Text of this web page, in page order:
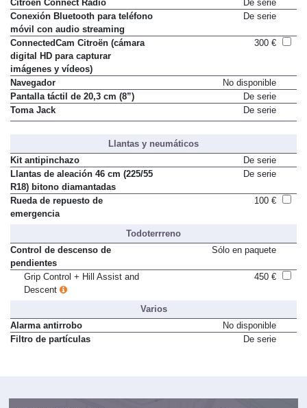
Citroën Connect Radio
De serie
Conexión Bluetooth para teléfono
móvil con audio streaming
De serie
ConnectedCam Citroën (cámara
digital HD para capturar
imágenes y vídeos)
300 €
Navegador
No disponible
Pantalla táctil de 20,3 cm (8”)
De serie
Toma Jack
De serie
Llantas y neumáticos
Kit antipinchazo
De serie
Llantas de aleación 46 cm (225/55
R18) bitono diamantadas
De serie
Rueda de repuesto de
emergencia
100 €
Todoterrreno
Control de descenso de
pendientes
Sólo en paquete
Grip Control + Hill Assist and
Descent
450 €
Varios
Alarma antirrobo
No disponible
Filtro de partículas
De serie